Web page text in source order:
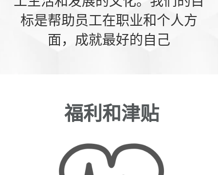
标是帮助员工在职业和个人方
面，成就最好的自己
福利和津贴